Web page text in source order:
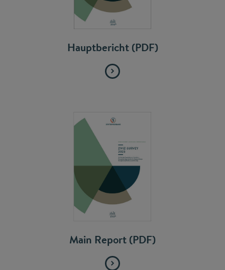
Hauptbericht (PDF)
Main Report (PDF)